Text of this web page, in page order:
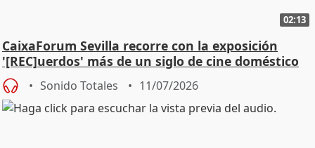
02:13
CaixaForum Sevilla recorre con la exposición
'[REC]uerdos' más de un siglo de cine doméstico
Sonido Totales 11/07/2026